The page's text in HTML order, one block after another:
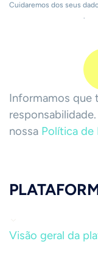
Cuidaremos dos seus
.
Informamos que
nossa Política de
Visão geral da